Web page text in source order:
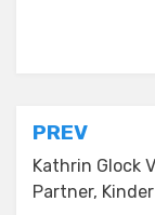
Post
PREV
Kathrin Glock
Partner, Kinder